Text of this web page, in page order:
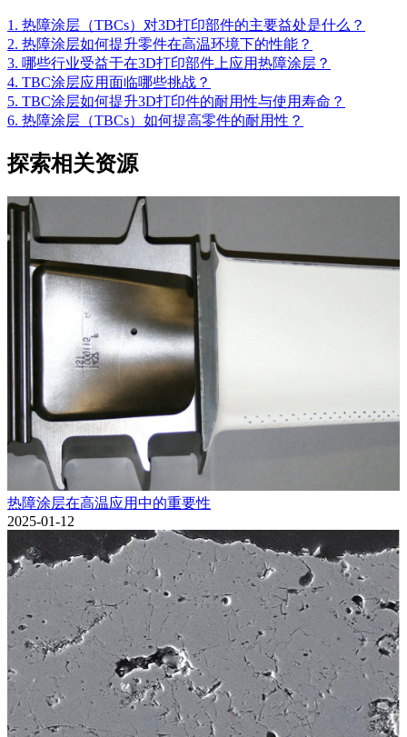
1. 热障涂层（TBCs）对3D打印部件的主要益处是什么？
2. 热障涂层如何提升零件在高温环境下的性能？
3. 哪些行业受益于在3D打印部件上应用热障涂层？
4. TBC涂层应用面临哪些挑战？
5. TBC涂层如何提升3D打印件的耐用性与使用寿命？
6. 热障涂层（TBCs）如何提高零件的耐用性？
探索相关资源
热障涂层在高温应用中的重要性
2025-01-12